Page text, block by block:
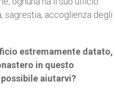
sagrestia, accoglienza degli
estremamente datato,
in questo
aiutarvi?